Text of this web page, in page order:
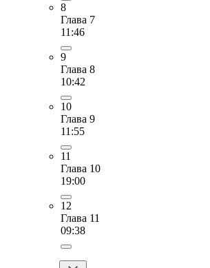
8
Глава 7
11:46
9
Глава 8
10:42
10
Глава 9
11:55
11
Глава 10
19:00
12
Глава 11
09:38